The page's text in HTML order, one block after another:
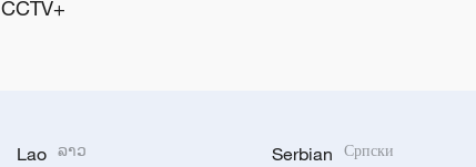
CCTV+
Lao ລາວ Serbian Српски